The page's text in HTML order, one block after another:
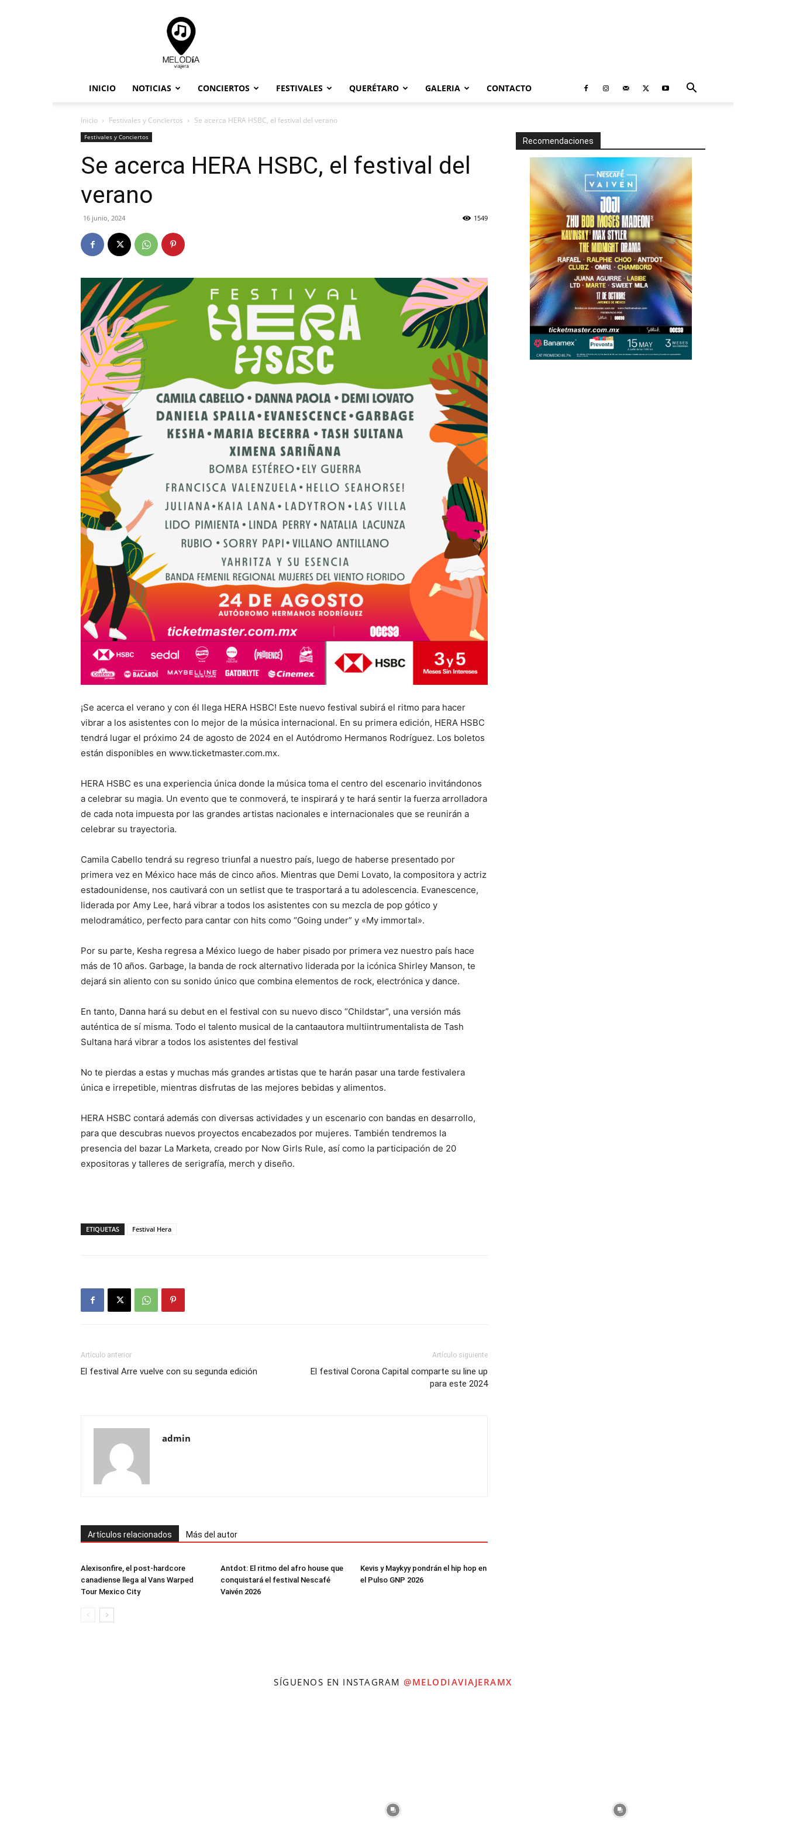
Melodia
Viajera
INICIO NOTICIAS CONCIERTOS FESTIVALES QUERÉTARO GALERIA CONTACTO
Inicio Festivales y Conciertos Se acerca HERA HSBC, el festival del verano
Festivales y Conciertos
Se acerca HERA HSBC, el festival del
verano
16 junio, 2024 1549
¡Se acerca el verano y con él llega HERA HSBC! Este nuevo festival subirá el ritmo para hacer
vibrar a los asistentes con lo mejor de la música internacional. En su primera edición, HERA HSBC
tendrá lugar el próximo 24 de agosto de 2024 en el Autódromo Hermanos Rodríguez. Los boletos
están disponibles en www.ticketmaster.com.mx.
HERA HSBC es una experiencia única donde la música toma el centro del escenario invitándonos
a celebrar su magia. Un evento que te conmoverá, te inspirará y te hará sentir la fuerza arrolladora
de cada nota impuesta por las grandes artistas nacionales e internacionales que se reunirán a
celebrar su trayectoria.
Camila Cabello tendrá su regreso triunfal a nuestro país, luego de haberse presentado por
primera vez en México hace más de cinco años. Mientras que Demi Lovato, la compositora y actriz
estadounidense, nos cautivará con un setlist que te trasportará a tu adolescencia. Evanescence,
liderada por Amy Lee, hará vibrar a todos los asistentes con su mezcla de pop gótico y
melodramático, perfecto para cantar con hits como “Going under” y «My immortal».
Por su parte, Kesha regresa a México luego de haber pisado por primera vez nuestro país hace
más de 10 años. Garbage, la banda de rock alternativo liderada por la icónica Shirley Manson, te
dejará sin aliento con su sonido único que combina elementos de rock, electrónica y dance.
En tanto, Danna hará su debut en el festival con su nuevo disco “Childstar”, una versión más
auténtica de sí misma. Todo el talento musical de la cantaautora multiintrumentalista de Tash
Sultana hará vibrar a todos los asistentes del festival
No te pierdas a estas y muchas más grandes artistas que te harán pasar una tarde festivalera
única e irrepetible, mientras disfrutas de las mejores bebidas y alimentos.
HERA HSBC contará además con diversas actividades y un escenario con bandas en desarrollo,
para que descubras nuevos proyectos encabezados por mujeres. También tendremos la
presencia del bazar La Marketa, creado por Now Girls Rule, así como la participación de 20
expositoras y talleres de serigrafía, merch y diseño.
ETIQUETAS Festival Hera
Artículo anterior
El festival Arre vuelve con su segunda edición
Artículo siguiente
El festival Corona Capital comparte su line up
para este 2024
admin
Artículos relacionados Más del autor
Alexisonfire, el post-hardcore
canadiense llega al Vans Warped
Tour Mexico City
Antdot: El ritmo del afro house que
conquistará el festival Nescafé
Vaivén 2026
Kevis y Maykyy pondrán el hip hop en
el Pulso GNP 2026
Recomendaciones
SÍGUENOS EN INSTAGRAM@MELODIAVIAJERAMX